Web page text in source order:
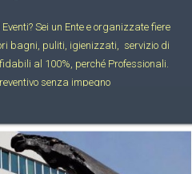
Sei un Ente e organizzate fiere
bagni, puliti, igienizzati, servizio di
al 100%, perché Professionali.
senza impegno